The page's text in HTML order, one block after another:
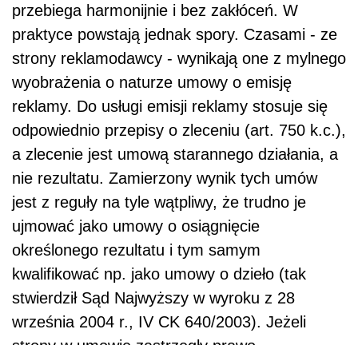
przebiega harmonijnie i bez zakłóceń. W
praktyce powstają jednak spory. Czasami - ze
strony reklamodawcy - wynikają one z mylnego
wyobrażenia o naturze umowy o emisję
reklamy. Do usługi emisji reklamy stosuje się
odpowiednio przepisy o zleceniu (art. 750 k.c.),
a zlecenie jest umową starannego działania, a
nie rezultatu. Zamierzony wynik tych umów
jest z reguły na tyle wątpliwy, że trudno je
ujmować jako umowy o osiągnięcie
określonego rezultatu i tym samym
kwalifikować np. jako umowy o dzieło (tak
stwierdził Sąd Najwyższy w wyroku z 28
września 2004 r., IV CK 640/2003). Jeżeli